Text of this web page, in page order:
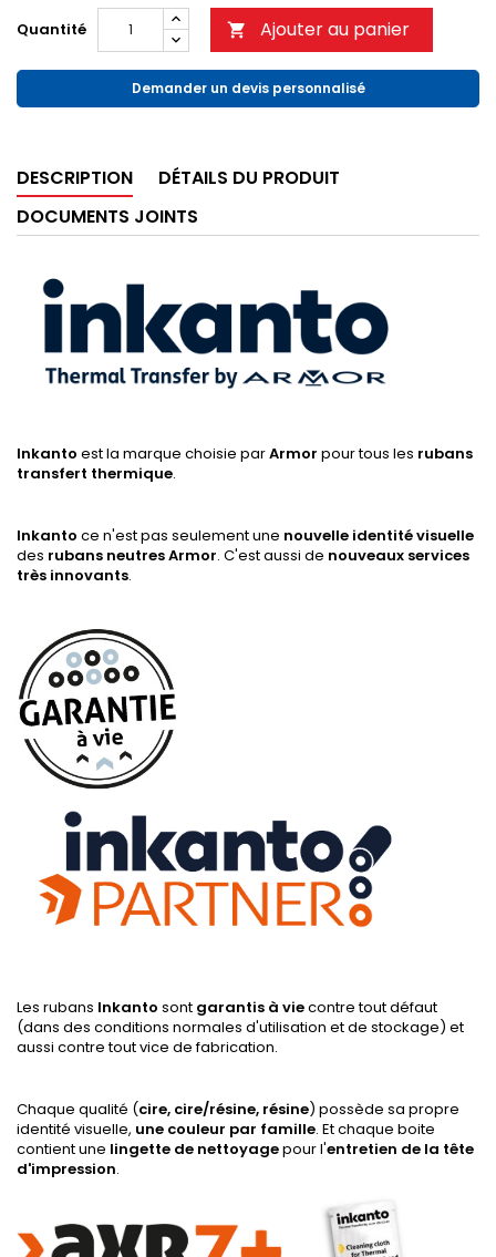
Quantité  Ajouter au panier
Demander un devis personnalisé
DESCRIPTION
DÉTAILS DU PRODUIT
DOCUMENTS JOINTS
Inkanto est la marque choisie parArmor pour tous les rubans
transfert thermique.
Inkanto ce n'est pas seulement une nouvelle identité visuelle
des rubans neutres Armor. C'est aussi de nouveaux services
très innovants.
Les rubans Inkanto sont garantis à viecontre tout défaut
(dans des conditions normales d'utilisation et de stockage) et
aussi contre tout vice de fabrication.
Chaque qualité (cire, cire/résine, résine) possède sa propre
identité visuelle, une couleur par famille. Et chaque boite
contient une lingette de nettoyagepour l'entretien de la tête
d'impression.